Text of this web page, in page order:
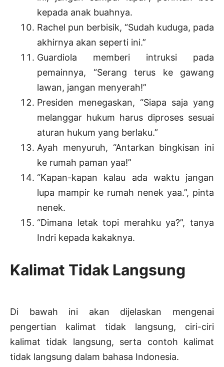
kepada anak buahnya.
Rachel pun berbisik, “Sudah kuduga, pada
akhirnya akan seperti ini.”
Guardiola memberi intruksi pada
pemainnya, “Serang terus ke gawang
lawan, jangan menyerah!”
Presiden menegaskan, “Siapa saja yang
melanggar hukum harus diproses sesuai
aturan hukum yang berlaku.”
Ayah menyuruh, “Antarkan bingkisan ini
ke rumah paman yaa!”
“Kapan-kapan kalau ada waktu jangan
lupa mampir ke rumah nenek yaa.”, pinta
nenek.
“Dimana letak topi merahku ya?”, tanya
Indri kepada kakaknya.
Kalimat Tidak Langsung
Di bawah ini akan dijelaskan mengenai
pengertian kalimat tidak langsung, ciri-ciri
kalimat tidak langsung, serta contoh kalimat
tidak langsung dalam bahasa Indonesia.